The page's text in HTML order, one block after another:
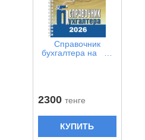
Справочник
бухгалтера на …
2300 тенге
КУПИТЬ